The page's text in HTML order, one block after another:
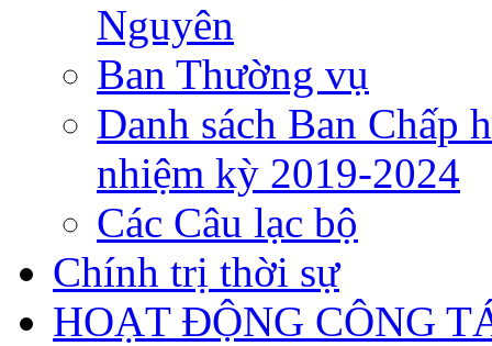
Nguyên
Ban Thường vụ
Danh sách Ban Chấp
nhiệm kỳ 2019-2024
Các Câu lạc bộ
Chính trị thời sự
HOẠT ĐỘNG CÔNG